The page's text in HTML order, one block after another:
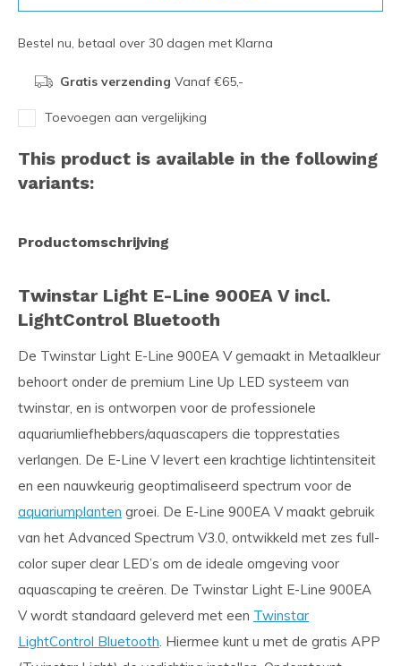
Bestel nu, betaal over 30 dagen met Klarna
Gratis verzending Vanaf €65,-
Toevoegen aan vergelijking
This product is available in the following
variants:
Productomschrijving
Twinstar Light E-Line 900EA V incl.
LightControl Bluetooth
De Twinstar Light E-Line 900EA V gemaakt in Metaalkleur
behoort onder de premium Line Up LED systeem van
twinstar, en is ontworpen voor de professionele
aquariumliefhebbers/aquascapers die topprestaties
verlangen. De E-Line V levert een krachtige lichtintensiteit
en een nauwkeurig geoptimaliseerd spectrum voor de
aquariumplanten groei. De E-Line 900EA V maakt gebruik
van het Advanced Spectrum V3.0, ontwikkeld met zes full-
color super clear LED’s om de ideale omgeving voor
aquascaping te creëren. De Twinstar Light E-Line 900EA
V wordt standaard geleverd met een Twinstar
LightControl Bluetooth. Hiermee kunt u met de gratis APP